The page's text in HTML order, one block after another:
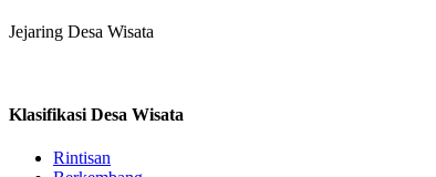
Jejaring Desa Wisata
Klasifikasi Desa Wisata
Rintisan